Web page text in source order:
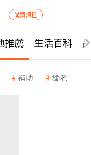
購買課程
推薦 生活百科
補助 獨老